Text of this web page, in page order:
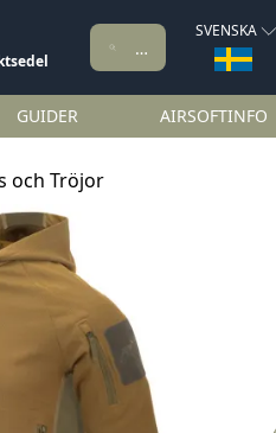
SVENSKA
GUIDER AIRSOFTINFO
och Tröjor